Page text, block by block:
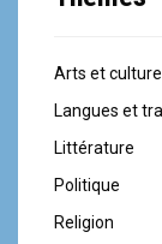
Arts et culture
Langues et
Littérature
Politique
Religion